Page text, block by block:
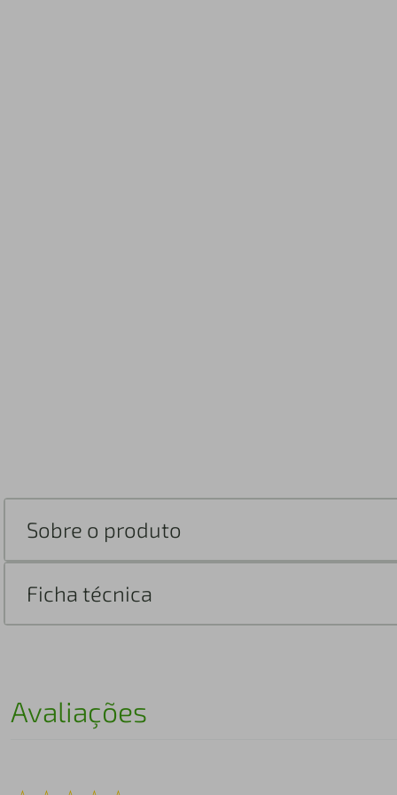
Sobre o produto
Ficha técnica
Avaliações